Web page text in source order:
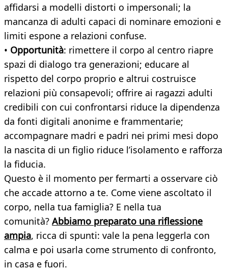
affidarsi a modelli distorti o impersonali; la
mancanza di adulti capaci di nominare emozioni e
limiti espone a relazioni confuse.
• Opportunità: rimettere il corpo al centro riapre
spazi di dialogo tra generazioni; educare al
rispetto del corpo proprio e altrui costruisce
relazioni più consapevoli; offrire ai ragazzi adulti
credibili con cui confrontarsi riduce la dipendenza
da fonti digitali anonime e frammentarie;
accompagnare madri e padri nei primi mesi dopo
la nascita di un figlio riduce l’isolamento e rafforza
la fiducia.
Questo è il momento per fermarti a osservare ciò
che accade attorno a te. Come viene ascoltato il
corpo, nella tua famiglia? E nella tua
comunità? Abbiamo preparato una riflessione
ampia, ricca di spunti: vale la pena leggerla con
calma e poi usarla come strumento di confronto,
in casa e fuori.